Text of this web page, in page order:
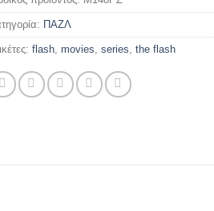
ΠΑΖΛ
flash movies series the flash